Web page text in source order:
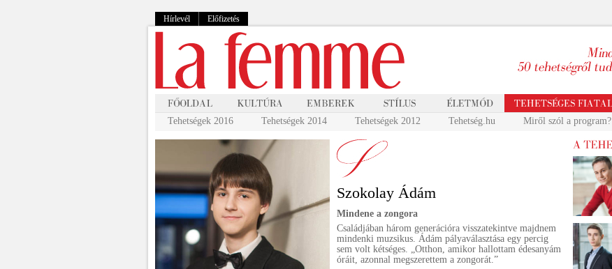
Hírlevél Előfizetés
Tehetségek 2016 Tehetségek 2014 Tehetségek 2012 Tehetség.hu Miről szól a program?
Szokolay Ádám
Mindene a zongora
Családjában három generációra visszatekintve majdnem
mindenki muzsikus. Ádám pályaválasztása egy percig
sem volt kétséges. „Otthon, amikor hallottam édesanyám
óráit, azonnal megszerettem a zongorát.”